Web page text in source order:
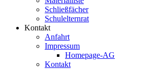
Schließfächer
Schulelternrat
Kontakt
Anfahrt
Impressum
Homepage-AG
Kontakt